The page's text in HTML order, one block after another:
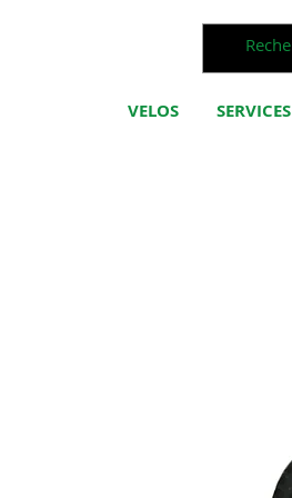
VELOS SERVICES